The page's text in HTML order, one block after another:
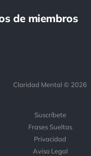
de miembros
Claridad Mental © 2026
Suscríbete
Frases Sueltas
Privacidad
Aviso Legal